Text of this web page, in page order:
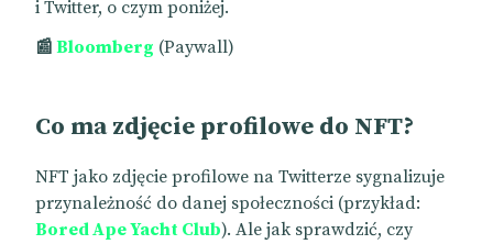
i Twitter, o czym poniżej.
📰 Bloomberg (Paywall)
Co ma zdjęcie profilowe do NFT?
NFT jako zdjęcie profilowe na Twitterze sygnalizuje
przynależność do danej społeczności (przykład:
Bored Ape Yacht Club). Ale jak sprawdzić, czy